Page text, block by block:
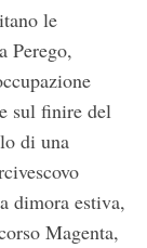
le
Perego,
sul finire del
di una
dimora estiva,
Magenta,